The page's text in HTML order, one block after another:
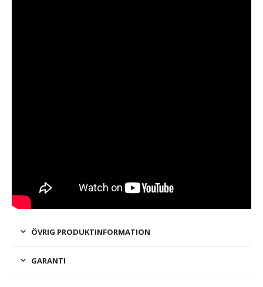
ÖVRIG PRODUKTINFORMATION
GARANTI